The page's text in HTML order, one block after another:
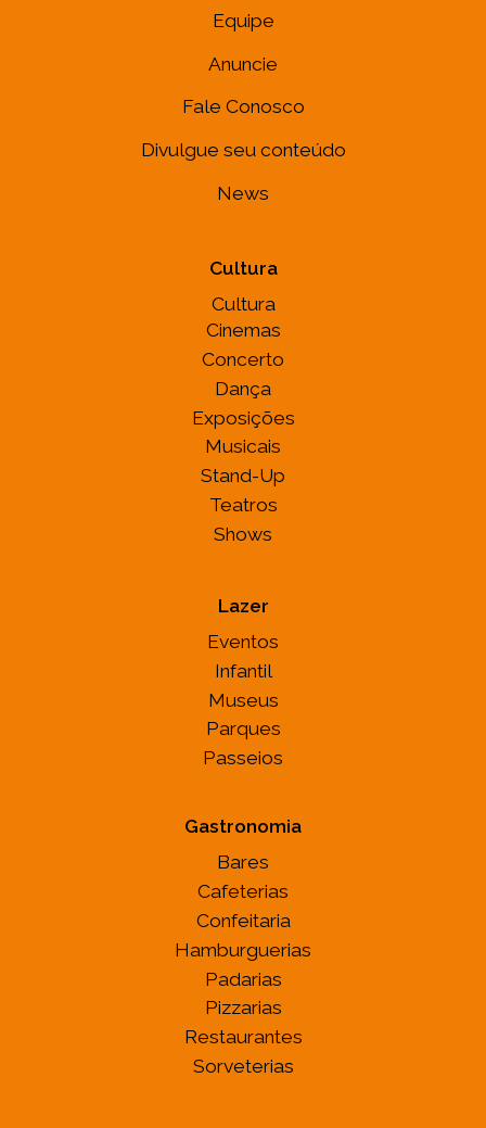
Equipe
Anuncie
Fale Conosco
Divulgue seu conteúdo
News
Cultura
Cultura
Cinemas
Concerto
Dança
Exposições
Musicais
Stand-Up
Teatros
Shows
Lazer
Eventos
Infantil
Museus
Parques
Passeios
Gastronomia
Bares
Cafeterias
Confeitaria
Hamburguerias
Padarias
Pizzarias
Restaurantes
Sorveterias